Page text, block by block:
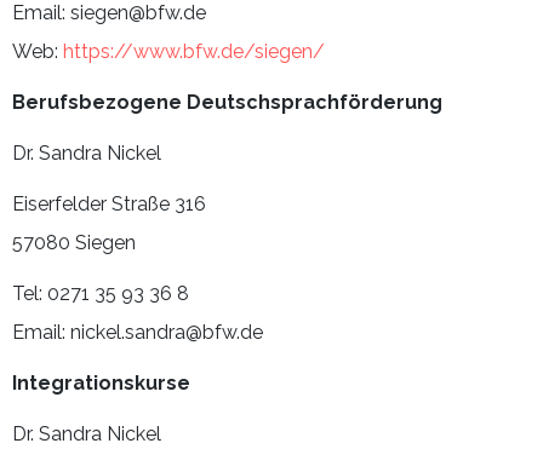
Email: siegen@bfw.de
Web: https://www.bfw.de/siegen/
Berufsbezogene Deutschsprachförderung
Dr. Sandra Nickel
Eiserfelder Straße 316
57080 Siegen
Tel: 0271 35 93 36 8
Email: nickel.sandra@bfw.de
Integrationskurse
Dr. Sandra Nickel